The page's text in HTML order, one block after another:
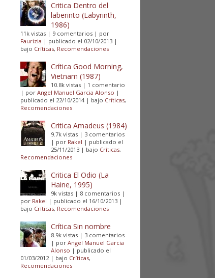
Critica Dentro del
laberinto (Labyrinth,
1986)
11k vistas | 9 comentarios | por
Faurizia | publicado el 02/10/2013 |
bajo Críticas, Recomendaciones
Crítica Good Morning,
Vietnam (1987)
10.8k vistas | 1 comentario
| porAngel Manuel Garcia Alonso |
publicado el 22/10/2014| bajo Críticas,
Recomendaciones
Critica Amadeus (1984)
9.7k vistas | 3 comentarios
| por Rakel | publicado el
25/11/2013 | bajo Críticas,
Recomendaciones
Critica El Odio (La
Haine, 1995)
9k vistas | 8 comentarios |
por Rakel | publicado el 16/10/2013 |
bajo Críticas, Recomendaciones
Crítica Sin nombre
8.9k vistas | 3 comentarios
| porAngel Manuel Garcia
Alonso | publicado el
01/03/2012| bajo Críticas,
Recomendaciones